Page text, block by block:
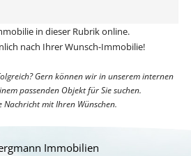
in dieser Rubrik online.
nach Ihrer Wunsch-Immobilie!
Gern können wir in unserem internen
passenden Objekt für Sie suchen.
Nachricht mit Ihren Wünschen.
Immobilien